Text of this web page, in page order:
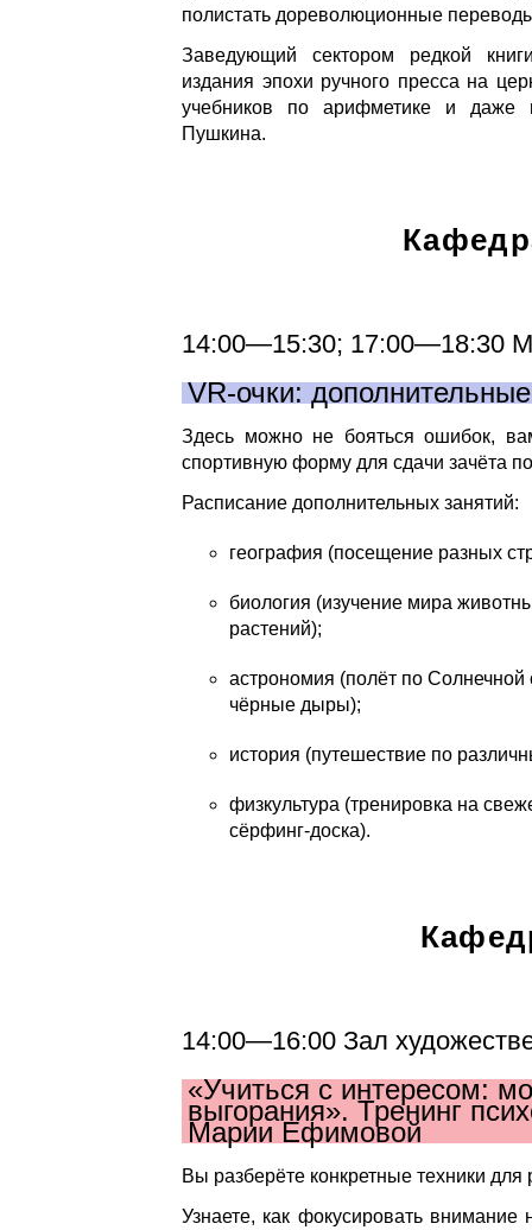
полистать дореволюционные
Заведующий сектором редкой
издания эпохи ручного пресса на
учебников по арифметике и даже
Пушкина.
14:00—15:30; 17:00—18:30
VR-очки:
Здесь можно не бояться ошибок,
спортивную форму для сдачи зачёта
Расписание дополнительных занятий:
география (посещение разных
биология (изучение мира
растений);
астрономия (полёт по
чёрные дыры);
история (путешествие по
физкультура (тренировка на
сёрфинг-доска).
14:00—16:00 Зал
«Учиться с интересом:
выгорания». Тренинг
Марии Ефимовой
Вы разберёте конкретные техники
Узнаете, как фокусировать